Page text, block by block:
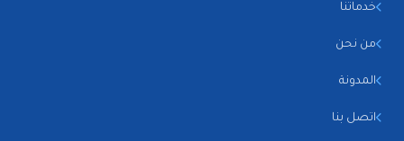
خدماتنا
من نحن
المدونة
اتصل بنا